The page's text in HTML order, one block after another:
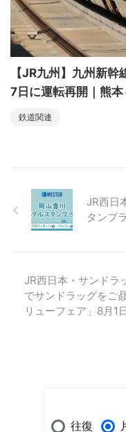
【JR九州】九州新
7日に運転再開｜熊
鉄道関連
JR西日
タンプ
JR西日本・サンドラ
でサンドラッグをご
リューフェア」8月1